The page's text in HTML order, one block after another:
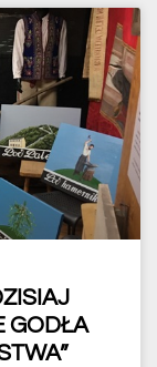
GODŁA